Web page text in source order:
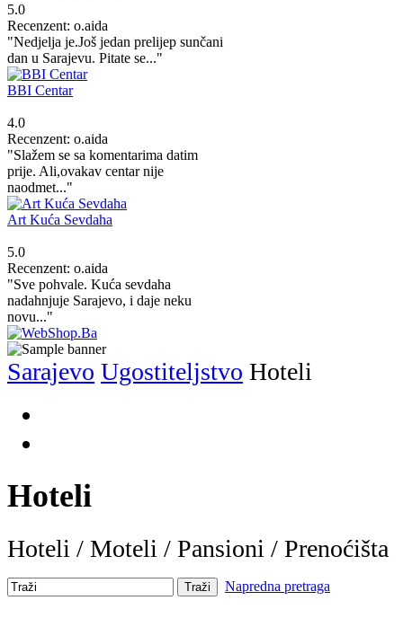
5.0
Recenzent: o.aida
"Nedjelja je.Još jedan prelijep sunčani
dan u Sarajevu. Pitate se..."
BBI Centar
4.0
Recenzent: o.aida
"Slažem se sa komentarima datim
prije. Ali,ovakav centar nije
naodmet..."
Art Kuća Sevdaha
5.0
Recenzent: o.aida
"Sve pohvale. Kuća sevdaha
nadahnjuje Sarajevo, i daje neku
novu..."
Sarajevo Ugostiteljstvo Hoteli
Hoteli
Hoteli / Moteli / Pansioni / Prenoćišta
Traži Napredna pretraga